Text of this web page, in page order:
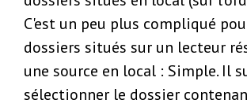
C'est un peu plus compliqué
dossiers situés sur un lecteur
une source en local : Simple. Il
sélectionner le dossier